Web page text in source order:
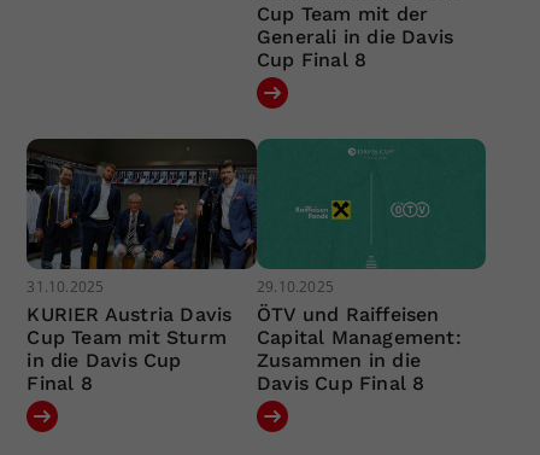
Cup Team mit der
Generali in die Davis
Cup Final 8
31.10.2025
KURIER Austria Davis
Cup Team mit Sturm
in die Davis Cup
Final 8
29.10.2025
ÖTV und Raiffeisen
Capital Management:
Zusammen in die
Davis Cup Final 8